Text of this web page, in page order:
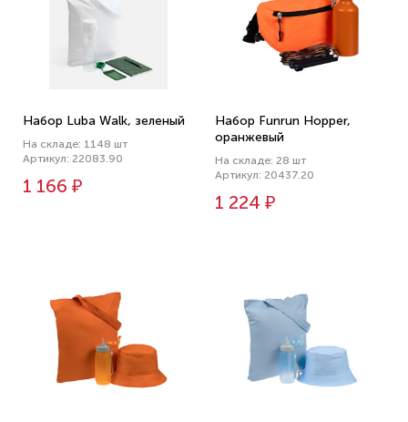
Набор Luba Walk, зеленый
На складе: 1148 шт
Артикул: 22083.90
1 166 ₽
Набор Funrun Hopper,
оранжевый
На складе: 28 шт
Артикул: 20437.20
1 224 ₽